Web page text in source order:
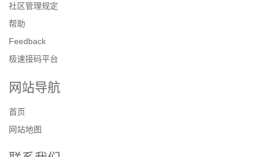
社区管理规定
帮助
Feedback
极速接码平台
网站导航
首页
网站地图